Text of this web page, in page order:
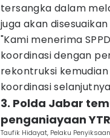
tersangka dalam
juga akan
"Kami menerima
koordinasi dengan
rekontruksi
koordinasi
3. Polda Jabar
penganiayaan YTR
Taufik Hidayat, Pelaku